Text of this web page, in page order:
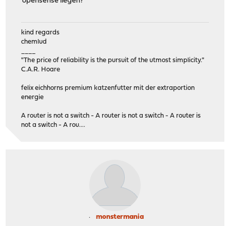
kind regards
chemlud
"The price of reliability is the pursuit of the utmost simplicity."
C.A.R. Hoare
felix eichhorns premium katzenfutter mit der extraportion
energie
A router is not a switch - A router is not a switch - A router is
not a switch - A rou....
monstermania